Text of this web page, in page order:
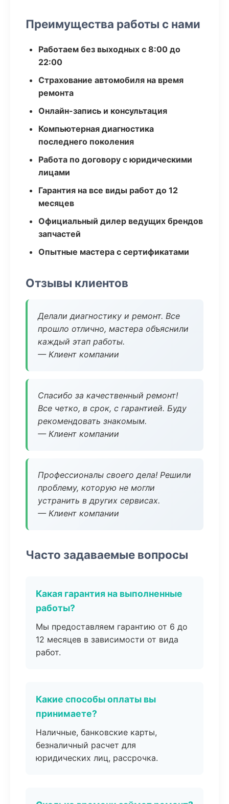
Преимущества работы с нами
Работаем без выходных с 8:00 до
22:00
Страхование автомобиля на время
ремонта
Онлайн-запись и консультация
Компьютерная диагностика
последнего поколения
Работа по договору с юридическими
лицами
Гарантия на все виды работ до 12
месяцев
Официальный дилер ведущих брендов
запчастей
Опытные мастера с сертификатами
Отзывы клиентов
Делали диагностику и ремонт. Все
прошло отлично, мастера объяснили
каждый этап работы.
— Клиент компании
Спасибо за качественный ремонт!
Все четко, в срок, с гарантией. Буду
рекомендовать знакомым.
— Клиент компании
Профессионалы своего дела! Решили
проблему, которую не могли
устранить в других сервисах.
— Клиент компании
Часто задаваемые вопросы
Какая гарантия на выполненные
работы?
Мы предоставляем гарантию от 6 до
12 месяцев в зависимости от вида
работ.
Какие способы оплаты вы
принимаете?
Наличные, банковские карты,
безналичный расчет для
юридических лиц, рассрочка.